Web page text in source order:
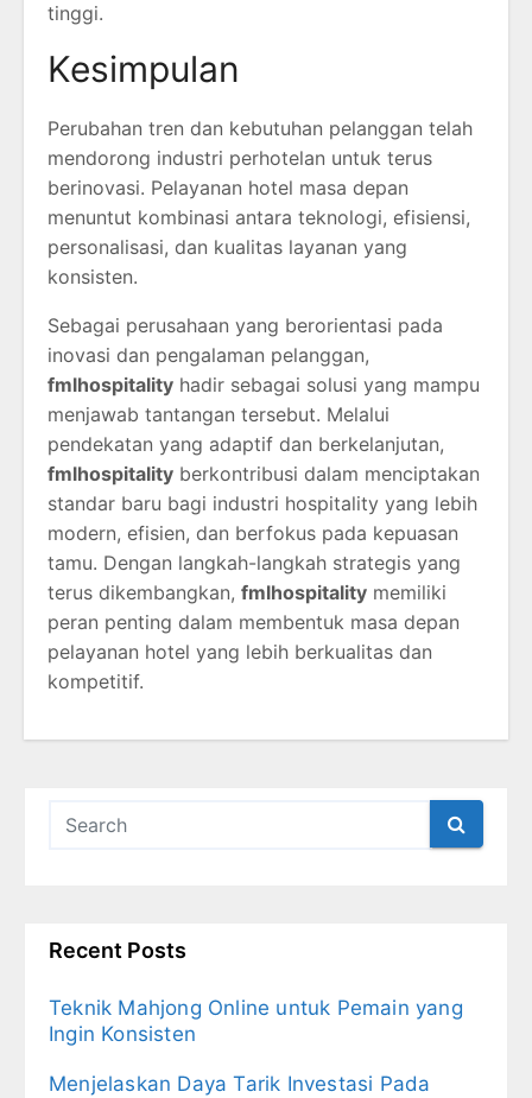
tinggi.
Kesimpulan
Perubahan tren dan kebutuhan pelanggan telah
mendorong industri perhotelan untuk terus
berinovasi. Pelayanan hotel masa depan
menuntut kombinasi antara teknologi, efisiensi,
personalisasi, dan kualitas layanan yang
konsisten.
Sebagai perusahaan yang berorientasi pada
inovasi dan pengalaman pelanggan,
fmlhospitality hadir sebagai solusi yang mampu
menjawab tantangan tersebut. Melalui
pendekatan yang adaptif dan berkelanjutan,
fmlhospitality berkontribusi dalam menciptakan
standar baru bagi industri hospitality yang lebih
modern, efisien, dan berfokus pada kepuasan
tamu. Dengan langkah-langkah strategis yang
terus dikembangkan, fmlhospitality memiliki
peran penting dalam membentuk masa depan
pelayanan hotel yang lebih berkualitas dan
kompetitif.
Recent Posts
Teknik Mahjong Online untuk Pemain yang
Ingin Konsisten
Menjelaskan Daya Tarik Investasi Pada